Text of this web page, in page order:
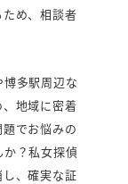
め、相談者
多駅周辺な
地域に密着
でお悩みの
？私女探偵
、確実な証